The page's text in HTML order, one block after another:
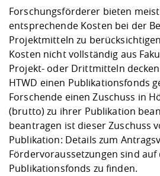
Forschungsförderer bieten
entsprechende Kosten bei der
Projektmitteln zu
Kosten nicht vollständig aus
Projekt- oder Drittmitteln
HTWD einen Publikationsfonds
Forschende einen Zuschuss in
(brutto) zu ihrer Publikation
beantragen ist dieser Zuschuss
Publikation: Details zum
Fördervoraussetzungen sind auf
Publikationsfonds zu finden.